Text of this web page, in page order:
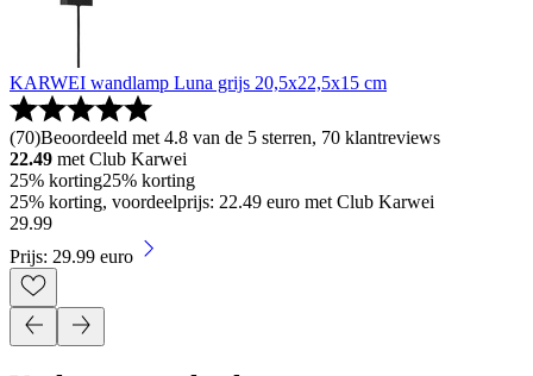
KARWEI wandlamp Luna grijs 20,5x22,5x15 cm
(70)Beoordeeld met 4.8 van de 5 sterren, 70 klantreviews
22.49 met Club Karwei
25% korting25% korting
25% korting, voordeelprijs: 22.49 euro met Club Karwei
29.99
Prijs: 29.99 euro